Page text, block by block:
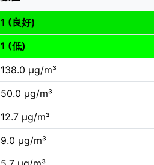
1 (良好)
1 (低)
138.0 µg/m³
50.0 µg/m³
12.7 µg/m³
9.0 µg/m³